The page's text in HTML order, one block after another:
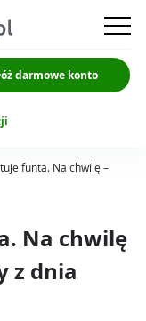
darmowe konto
funta. Na chwilę –
Na chwilę
z dnia